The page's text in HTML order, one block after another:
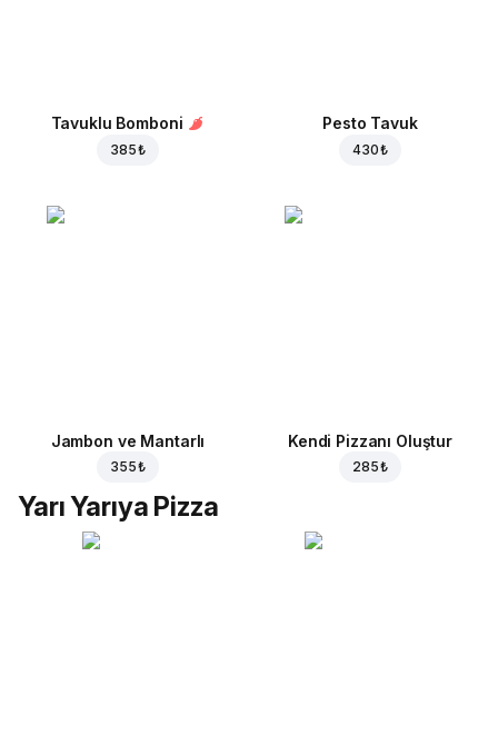
Tavuklu Bomboni
385 ₺
Pesto Tavuk
430 ₺
Jambon ve Mantarlı
355 ₺
Kendi Pizzanı Oluştur
285 ₺
Yarı Yarıya Pizza